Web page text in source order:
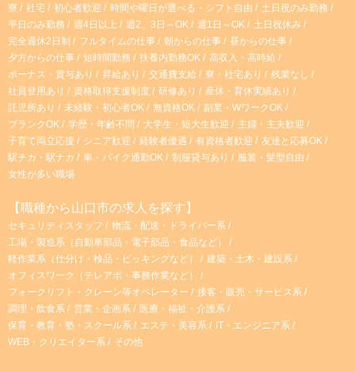
寮 社宅 初心者歓迎 時間や曜日が選べる・シフト自由
土日祝のみ勤務
平日のみ勤務
週4日以上 週2、3日～OK 週1日～OK
土日祝休み
完全週休2日制
フルタイムの仕事 朝からの仕事
昼からの仕事
夕方からの仕事
短時間勤務 扶養内勤務OK
高収入・高時給
ボーナス・賞与あり
昇給あり 交通費支給 寮・社宅あり
残業なし
社員登用あり
資格取得支援制度 研修あり
産休・育休実績あり
託児所あり
未経験・初心者OK 無資格OK
副業・WワークOK
ブランクOK
学歴・年齢不問 大学生・短大生歓迎
主婦・主夫歓迎
子育て両立応援
シニア歓迎 経験者優遇 有資格者歓迎
友達と応募OK
駅チカ・駅ナカ
車・バイク通勤OK 制服貸与あり
服装・髪型自由
女性が多い職場
【職種から山口市の求人を探す】
セキュリティスタッフ
物流・配送・ドライバー系
工場・製造系（自動車部品・電子部品・食品など）
軽作業系（仕分け・検品・ピッキングなど）
建築・土木・建設系
オフィスワーク（テレアポ・事務作業など）
フォークリフト・クレーン等オペレーター
接客・販売・サービス系
調理・飲食系
営業・企画系
医療・福祉・介護系
保育・教育・塾・スクール系
エステ・美容系
IT・エンジニア系
WEB・クリエイター系
その他